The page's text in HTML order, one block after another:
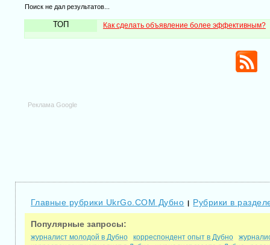
Поиск не дал результатов...
ТОП Как сделать объявление более эффективным?
Реклама Google
Главные рубрики UkrGo.COM Дубно | Рубрики в
Популярные запросы:
журналист молодой в Дубно корреспондент опыт в Дубно